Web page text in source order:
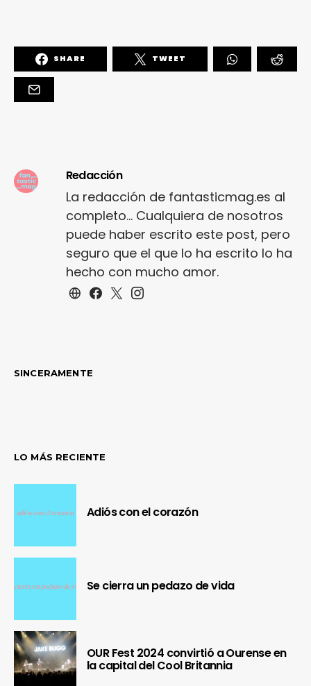
SHARE TWEET
Redacción
La redacción de fantasticmag.es al
completo... Cualquiera de nosotros
puede haber escrito este post, pero
seguro que el que lo ha escrito lo ha
hecho con mucho amor.
SINCERAMENTE
LO MÁS RECIENTE
Adiós con el corazón
Se cierra un pedazo de vida
OUR Fest 2024 convirtió a Ourense en
la capital del Cool Britannia